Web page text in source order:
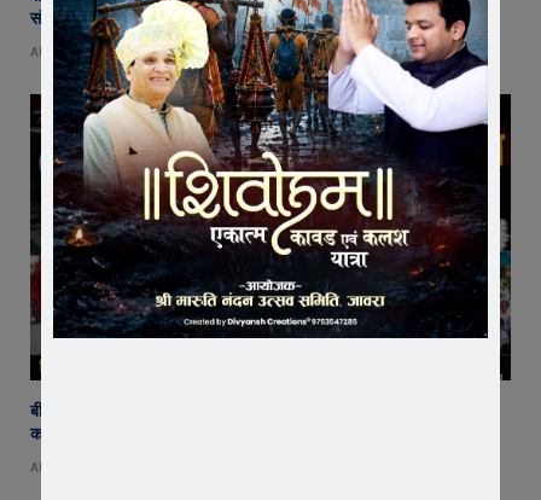
संपन्न
AUGUST 5, 2026
बीमा कंपनी के खिलाफ किसानों का विस्फोट ! जावरा में वाहनों की रैली, एसडीएम
कार्यालय का घेराव, ‘घोड़ारोज मारने की अनुमति दो’ की उठी मांग
AUGUST 4, 2026